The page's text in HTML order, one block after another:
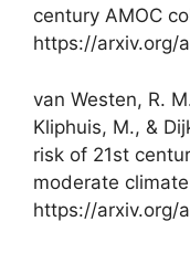
century AMOC
https://arxiv.org/
van Westen, R.
Kliphuis, M., &
risk of 21st
moderate
https://arxiv.org/